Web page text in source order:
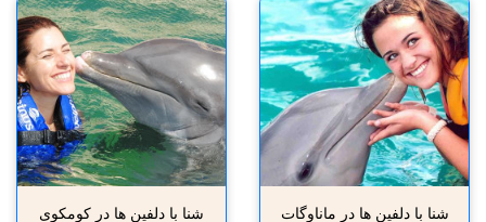
شنا با دلفین ها در ماناوگات شنا با دلفین ها در کومکوی